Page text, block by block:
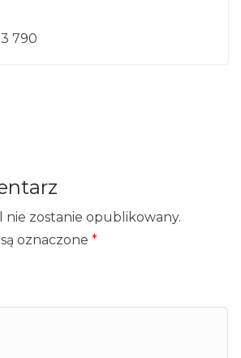
3 790
na
nie zostanie opublikowany.
oznaczone *